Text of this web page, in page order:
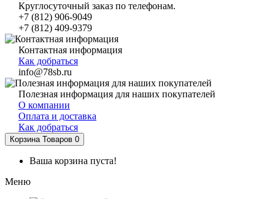
Круглосуточный заказ по телефонам.
+7 (812) 906-9049
+7 (812) 409-9379
Контактная информация
Как добраться
info@78sb.ru
Полезная информация для наших покупателей
О компании
Оплата и доставка
Как добраться
Корзина Товаров 0
Ваша корзина пуста!
Меню